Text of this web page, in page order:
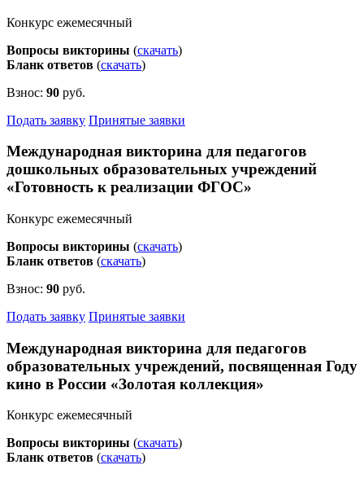
Конкурс ежемесячный
Вопросы викторины (скачать)
Бланк ответов (скачать)
Взнос: 90 руб.
Подать заявку Принятые заявки
Международная викторина для педагогов
дошкольных образовательных учреждений
«Готовность к реализации ФГОС»
Конкурс ежемесячный
Вопросы викторины (скачать)
Бланк ответов (скачать)
Взнос: 90 руб.
Подать заявку Принятые заявки
Международная викторина для педагогов
образовательных учреждений, посвященная Году
кино в России «Золотая коллекция»
Конкурс ежемесячный
Вопросы викторины (скачать)
Бланк ответов (скачать)